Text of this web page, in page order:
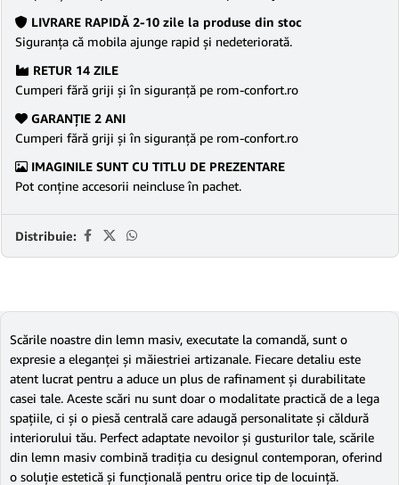
LIVRARE RAPIDĂ 2-10 zile la produse din stoc
Siguranţa că mobila ajunge rapid şi nedeteriorată.
RETUR 14 ZILE
Cumperi fără griji şi în siguranţă pe rom-confort.ro
GARANŢIE 2 ANI
Cumperi fără griji şi în siguranţă pe rom-confort.ro
IMAGINILE SUNT CU TITLU DE PREZENTARE
Pot conține accesorii neincluse în pachet.
Distribuie:
Scările noastre din lemn masiv, executate la comandă, sunt o
expresie a eleganței și măiestriei artizanale. Fiecare detaliu este
atent lucrat pentru a aduce un plus de rafinament și durabilitate
casei tale. Aceste scări nu sunt doar o modalitate practică de a lega
spațiile, ci și o piesă centrală care adaugă personalitate și căldură
interiorului tău. Perfect adaptate nevoilor și gusturilor tale, scările
din lemn masiv combină tradiția cu designul contemporan, oferind
o soluție estetică și funcțională pentru orice tip de locuință.